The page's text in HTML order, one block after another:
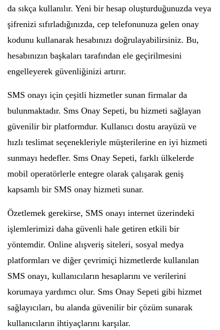
da sıkça kullanılır. Yeni bir hesap oluşturduğunuzda veya
şifrenizi sıfırladığınızda, cep telefonunuza gelen onay
kodunu kullanarak hesabınızı doğrulayabilirsiniz. Bu,
hesabınızın başkaları tarafından ele geçirilmesini
engelleyerek güvenliğinizi artırır.
SMS onayı için çeşitli hizmetler sunan firmalar da
bulunmaktadır. Sms Onay Sepeti, bu hizmeti sağlayan
güvenilir bir platformdur. Kullanıcı dostu arayüzü ve
hızlı teslimat seçenekleriyle müşterilerine en iyi hizmeti
sunmayı hedefler. Sms Onay Sepeti, farklı ülkelerde
mobil operatörlerle entegre olarak çalışarak geniş
kapsamlı bir SMS onay hizmeti sunar.
Özetlemek gerekirse, SMS onayı internet üzerindeki
işlemlerimizi daha güvenli hale getiren etkili bir
yöntemdir. Online alışveriş siteleri, sosyal medya
platformları ve diğer çevrimiçi hizmetlerde kullanılan
SMS onayı, kullanıcıların hesaplarını ve verilerini
korumaya yardımcı olur. Sms Onay Sepeti gibi hizmet
sağlayıcıları, bu alanda güvenilir bir çözüm sunarak
kullanıcıların ihtiyaçlarını karşılar.